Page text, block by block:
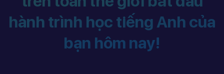
hành trình học tiếng Anh của
bạn hôm nay!